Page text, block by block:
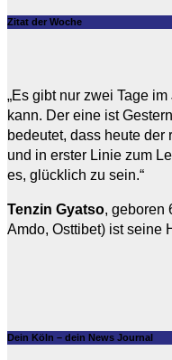
Zitat der Woche
„Es gibt nur zwei Tage
kann. Der eine ist
bedeutet, dass heute der
und in erster Linie zum
es, glücklich zu sein.“
Tenzin Gyatso, geboren
Amdo, Osttibet) ist seine
Dein Köln – dein News Journal